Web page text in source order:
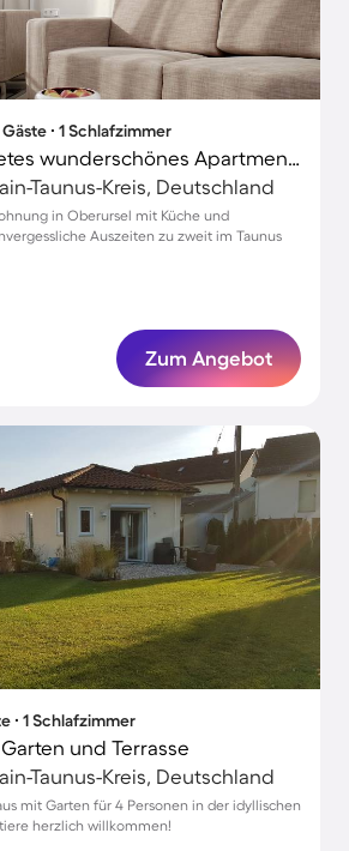
∙ 1 Schlafzimmer
Voll ausgestattetes wunderschönes Apartment | Ideal für Homeoffice
Taunus-Kreis, Deutschland
in Oberursel mit Küche und
Auszeiten zu zweit im Taunus
Zum Angebot
∙ 1 Schlafzimmer
und Terrasse
Taunus-Kreis, Deutschland
mit Garten für 4 Personen in der idyllischen
herzlich willkommen!